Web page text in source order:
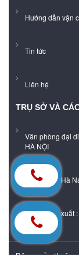
Hướng dẫn vận
Tin tức
Liên hệ
TRỤ SỞ VÀ
Văn phòng đại
HÀ NỘI
Showroom Hà
Xưởng sản xuất
Bản quyền thuộc